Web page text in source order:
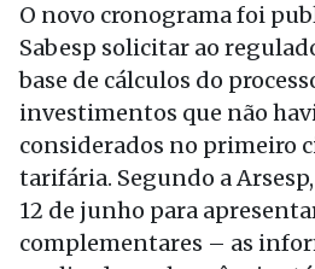
O novo cronograma foi
Sabesp solicitar ao
base de cálculos do
investimentos que não
considerados no primeiro
tarifária. Segundo a
12 de junho para
complementares – as